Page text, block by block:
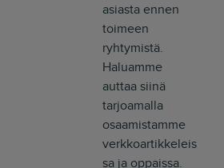
asiasta ennen
toimeen
ryhtymistä.
Haluamme
auttaa siinä
tarjoamalla
osaamistamme
verkkoartikkeleis
sa ja oppaissa.